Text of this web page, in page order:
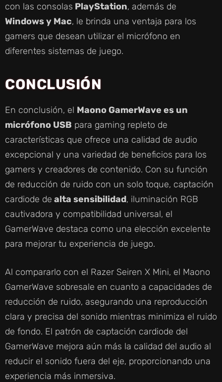
con las consolas PlayStation, además de
Windows y Mac, le brinda una ventaja para los
gamers que desean utilizar el micrófono en
diferentes sistemas de juego.
CONCLUSIÓN
En conclusión, el Maono GamerWave es un
micrófono USB para gaming repleto de
características que ofrece una calidad de audio
excepcional y una variedad de beneficios para los
gamers y creadores de contenido. Con su función
de reducción de ruido con un solo toque, captación
cardiode de alta sensibilidad, iluminación RGB
cautivadora y compatibilidad universal, el
GamerWave destaca como una elección excelente
para mejorar tu experiencia de juego.
Al compararlo con el Razer Seiren X Mini, el Maono
GamerWave sobresale en cuanto a capacidades de
reducción de ruido, asegurando una reproducción
clara y precisa del sonido mientras minimiza el ruido
de fondo. El patrón de captación cardiode del
GamerWave mejora aún más la calidad del audio al
reducir el sonido fuera del eje, proporcionando una
experiencia más inmersiva.